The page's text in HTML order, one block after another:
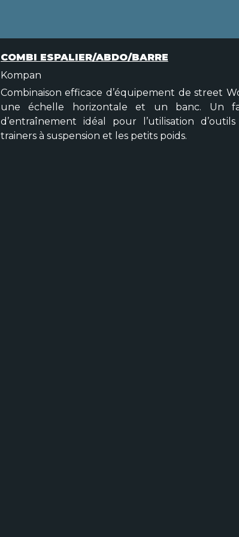
COMBI ESPALIER/ABDO/BARRE
Kompan
Combinaison efficace d’équipement de street
une échelle horizontale et un banc. Un
d’entraînement idéal pour l’utilisation
trainers à suspension et les petits poids.